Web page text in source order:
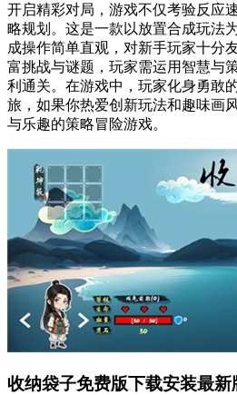
开启精彩对局，游戏不仅考验反应
略规划。这是一款以放置合成玩法
成操作简单直观，对新手玩家十分
富挑战与谜题，玩家需运用智慧与
利通关。在游戏中，玩家化身勇敢
旅，如果你热爱创新玩法和趣味画
与乐趣的策略冒险游戏。
收纳袋子免费版下载安装最新